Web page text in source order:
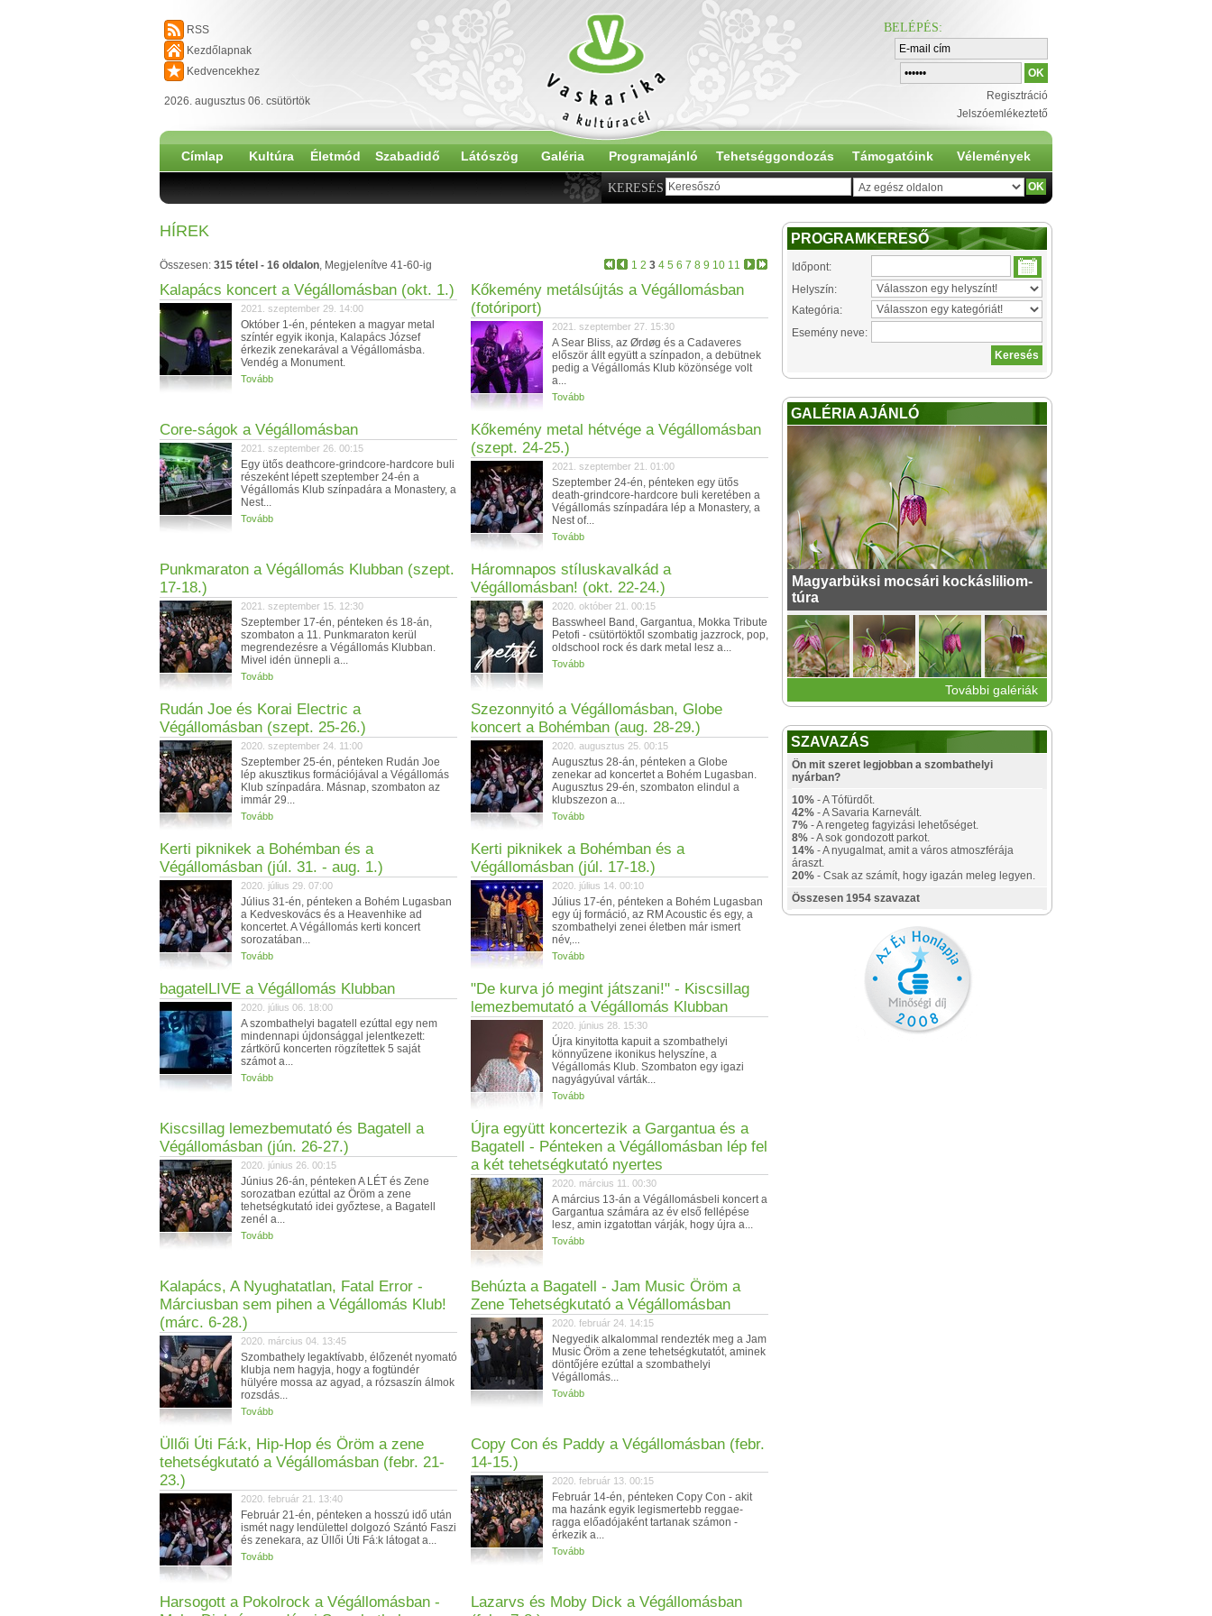
RSS
Kezdőlapnak
Kedvencekhez
2026. augusztus 06. csütörtök
BELÉPÉS:
Regisztráció
Jelszóemlékeztető
Címlap Kultúra Életmód Szabadidő Látószög Galéria Programajánló Tehetséggondozás Támogatóink Vélemények
KERESÉS
HÍREK
1 2 3 4 5 6 7 8 9 10 11
Összesen: 315 tétel - 16 oldalon, Megjelenítve 41-60-ig
Kalapács koncert a Végállomásban (okt. 1.)
2021. szeptember 29. 14:00
Október 1-én, pénteken a magyar metal
színtér egyik ikonja, Kalapács József
érkezik zenekarával a Végállomásba.
Vendég a Monument.
Tovább
Kőkemény metálsújtás a Végállomásban
(fotóriport)
2021. szeptember 27. 15:30
A Sear Bliss, az Ørdøg és a Cadaveres
először állt együtt a színpadon, a debütnek
pedig a Végállomás Klub közönsége volt
a...
Tovább
Core-ságok a Végállomásban
2021. szeptember 26. 00:15
Egy ütős deathcore-grindcore-hardcore buli
részeként lépett szeptember 24-én a
Végállomás Klub színpadára a Monastery, a
Nest...
Tovább
Kőkemény metal hétvége a Végállomásban
(szept. 24-25.)
2021. szeptember 21. 01:00
Szeptember 24-én, pénteken egy ütős
death-grindcore-hardcore buli keretében a
Végállomás színpadára lép a Monastery, a
Nest of...
Tovább
Punkmaraton a Végállomás Klubban (szept.
17-18.)
2021. szeptember 15. 12:30
Szeptember 17-én, pénteken és 18-án,
szombaton a 11. Punkmaraton kerül
megrendezésre a Végállomás Klubban.
Mivel idén ünnepli a...
Tovább
Háromnapos stíluskavalkád a
Végállomásban! (okt. 22-24.)
2020. október 21. 00:15
Basswheel Band, Gargantua, Mokka Tribute
Petofi - csütörtöktől szombatig jazzrock, pop,
oldschool rock és dark metal lesz a...
Tovább
Rudán Joe és Korai Electric a
Végállomásban (szept. 25-26.)
2020. szeptember 24. 11:00
Szeptember 25-én, pénteken Rudán Joe
lép akusztikus formációjával a Végállomás
Klub színpadára. Másnap, szombaton az
immár 29...
Tovább
Szezonnyitó a Végállomásban, Globe
koncert a Bohémban (aug. 28-29.)
2020. augusztus 25. 00:15
Augusztus 28-án, pénteken a Globe
zenekar ad koncertet a Bohém Lugasban.
Augusztus 29-én, szombaton elindul a
klubszezon a...
Tovább
Kerti piknikek a Bohémban és a
Végállomásban (júl. 31. - aug. 1.)
2020. július 29. 07:00
Július 31-én, pénteken a Bohém Lugasban
a Kedveskovács és a Heavenhike ad
koncertet. A Végállomás kerti koncert
sorozatában...
Tovább
Kerti piknikek a Bohémban és a
Végállomásban (júl. 17-18.)
2020. július 14. 00:10
Július 17-én, pénteken a Bohém Lugasban
egy új formáció, az RM Acoustic és egy, a
szombathelyi zenei életben már ismert
név,...
Tovább
bagatelLIVE a Végállomás Klubban
2020. július 06. 18:00
A szombathelyi bagatell ezúttal egy nem
mindennapi újdonsággal jelentkezett:
zártkörű koncerten rögzítettek 5 saját
számot a...
Tovább
"De kurva jó megint játszani!" - Kiscsillag
lemezbemutató a Végállomás Klubban
2020. június 28. 15:30
Újra kinyitotta kapuit a szombathelyi
könnyűzene ikonikus helyszíne, a
Végállomás Klub. Szombaton egy igazi
nagyágyúval várták...
Tovább
Kiscsillag lemezbemutató és Bagatell a
Végállomásban (jún. 26-27.)
2020. június 26. 00:15
Június 26-án, pénteken A LÉT és Zene
sorozatban ezúttal az Öröm a zene
tehetségkutató idei győztese, a Bagatell
zenél a...
Tovább
Újra együtt koncertezik a Gargantua és a
Bagatell - Pénteken a Végállomásban lép fel
a két tehetségkutató nyertes
2020. március 11. 00:30
A március 13-án a Végállomásbeli koncert a
Gargantua számára az év első fellépése
lesz, amin izgatottan várják, hogy újra a...
Tovább
Kalapács, A Nyughatatlan, Fatal Error -
Márciusban sem pihen a Végállomás Klub!
(márc. 6-28.)
2020. március 04. 13:45
Szombathely legaktívabb, élőzenét nyomató
klubja nem hagyja, hogy a fogtündér
hülyére mossa az agyad, a rózsaszín álmok
rozsdás...
Tovább
Behúzta a Bagatell - Jam Music Öröm a
Zene Tehetségkutató a Végállomásban
2020. február 24. 14:15
Negyedik alkalommal rendezték meg a Jam
Music Öröm a zene tehetségkutatót, aminek
döntőjére ezúttal a szombathelyi
Végállomás...
Tovább
Üllői Úti Fá:k, Hip-Hop és Öröm a zene
tehetségkutató a Végállomásban (febr. 21-
23.)
2020. február 21. 13:40
Február 21-én, pénteken a hosszú idő után
ismét nagy lendülettel dolgozó Szántó Faszi
és zenekara, az Üllői Úti Fá:k látogat a...
Tovább
Copy Con és Paddy a Végállomásban (febr.
14-15.)
2020. február 13. 00:15
Február 14-én, pénteken Copy Con - akit
ma hazánk egyik legismertebb reggae-
ragga előadójaként tartanak számon -
érkezik a...
Tovább
Harsogott a Pokolrock a Végállomásban -
Lazarvs és Moby Dick a Végállomásban
PROGRAMKERESŐ
Időpont:
Helyszín:
Kategória:
Esemény neve:
GALÉRIA AJÁNLÓ
Magyarbüksi mocsári kockásliliom-
túra
További galériák
SZAVAZÁS
Ön mit szeret legjobban a szombathelyi
nyárban?
10% - A Tófürdőt.
42% - A Savaria Karnevált.
7% - A rengeteg fagyizási lehetőséget.
8% - A sok gondozott parkot.
14% - A nyugalmat, amit a város atmoszférája
áraszt.
20% - Csak az számít, hogy igazán meleg legyen.
Összesen 1954 szavazat